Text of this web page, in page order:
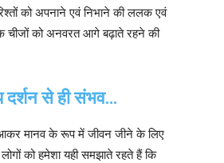
को अपनाने एवं निभाने की ललक एवं
चीजों को अनवरत आगे बढ़ाते रहने की
दर्शन से ही संभव…
आकर मानव के रूप में जीवन जीने के लिए
को हमेशा यही समझाते रहते हैं कि